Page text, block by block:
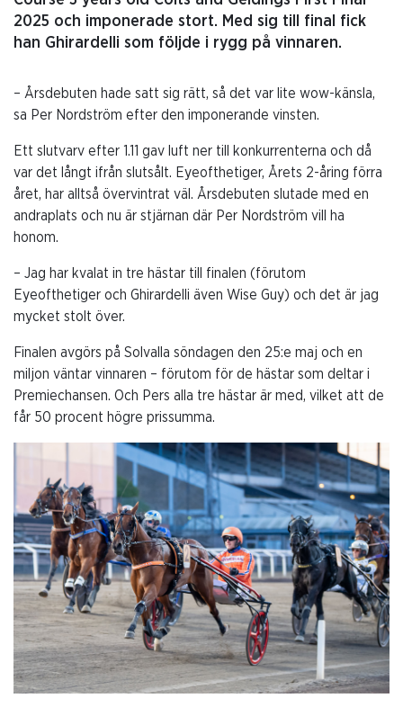
2025 och imponerade stort. Med sig till final fick
han Ghirardelli som följde i rygg på vinnaren.
– Årsdebuten hade satt sig rätt, så det var lite wow-känsla,
sa Per Nordström efter den imponerande vinsten.
Ett slutvarv efter 1.11 gav luft ner till konkurrenterna och då
var det långt ifrån slutsålt. Eyeofthetiger, Årets 2-åring förra
året, har alltså övervintrat väl. Årsdebuten slutade med en
andraplats och nu är stjärnan där Per Nordström vill ha
honom.
– Jag har kvalat in tre hästar till finalen (förutom
Eyeofthetiger och Ghirardelli även Wise Guy) och det är jag
mycket stolt över.
Finalen avgörs på Solvalla söndagen den 25:e maj och en
miljon väntar vinnaren – förutom för de hästar som deltar i
Premiechansen. Och Pers alla tre hästar är med, vilket att de
får 50 procent högre prissumma.